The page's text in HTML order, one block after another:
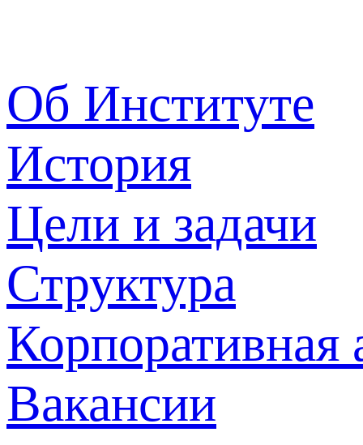
Об Институте
История
Цели и задачи
Структура
Корпоративная
Вакансии